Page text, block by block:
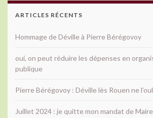
ARTICLES RÉCENTS
Hommage de Déville à Pierre Bérégovoy
oui, on peut réduire les dépenses en
publique
Pierre Bérégovoy : Déville lès Rouen ne
Juillet 2024 : je quitte mon mandat de Maire